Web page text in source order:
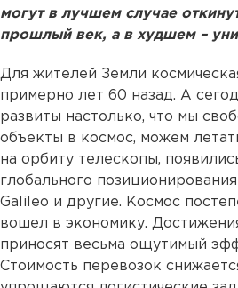
могут в лучшем случае
прошлый век, а в худшем –
Для жителей Земли
примерно лет 60 назад. А
развиты настолько, что мы
объекты в космос, можем
на орбиту телескопы,
глобального
Galileo и другие. Космос
вошел в экономику.
приносят весьма ощутимый
Стоимость перевозок